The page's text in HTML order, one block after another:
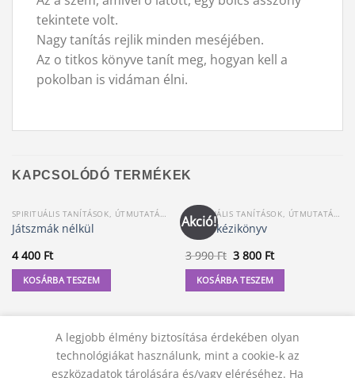
tekintete volt.
Nagy tanítás rejlik minden meséjében.
Az o titkos könyve tanít meg, hogyan kell a
pokolban is vidáman élni.
KAPCSOLÓDÓ TERMÉKEK
SPIRITUÁLIS TANÍTÁSOK, ÚTMUTATÁSOK
Játszmák nélkül
4 400 Ft
KOSÁRBA TESZEM
Akció! SPIRITUÁLIS TANÍTÁSOK, ÚTMUTATÁSOK
Tarot kézikönyv
3 990Ft Original
was:
3
990 Ft.
3 800 FtCurrent
is:
3
800 Ft.
KOSÁRBA TESZEM
A legjobb élmény biztosítása érdekében olyan
technológiákat használunk, mint a cookie-k az
eszközadatok tárolására és/vagy eléréséhez. Ha